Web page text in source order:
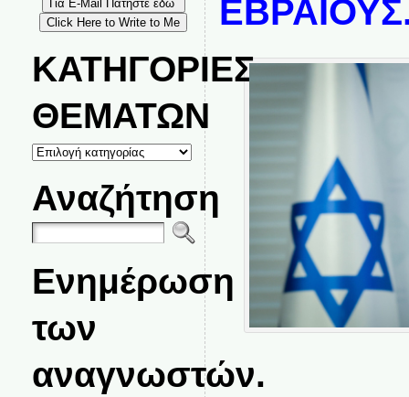
ΚΑΤΗΓΟΡΙΕΣ
ΘΕΜΑΤΩΝ
ΚΑΤΗΓΟΡΙΕΣ
ΘΕΜΑΤΩΝ
Αναζήτηση
Ενημέρωση
των
αναγνωστών.